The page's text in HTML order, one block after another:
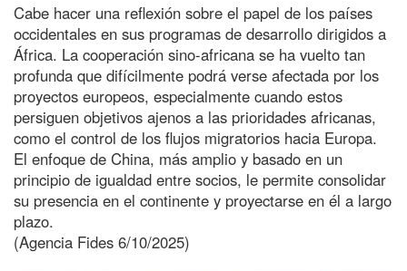
Cabe hacer una reflexión sobre el papel de los países
occidentales en sus programas de desarrollo dirigidos a
África. La cooperación sino-africana se ha vuelto tan
profunda que difícilmente podrá verse afectada por los
proyectos europeos, especialmente cuando estos
persiguen objetivos ajenos a las prioridades africanas,
como el control de los flujos migratorios hacia Europa.
El enfoque de China, más amplio y basado en un
principio de igualdad entre socios, le permite consolidar
su presencia en el continente y proyectarse en él a largo
plazo.
(Agencia Fides 6/10/2025)